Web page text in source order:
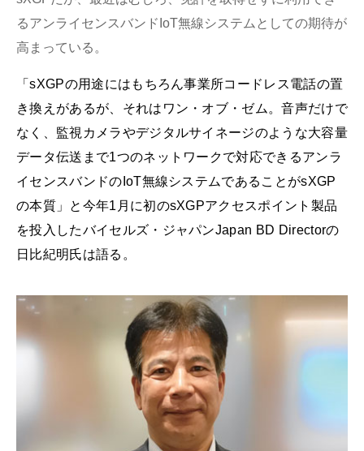
るアンライセンスバンドIoT無線システムとしての期待が
高まっている。
「sXGPの用途にはもちろん事業所コードレス電話の置
き換えがあるが、それはワン・オブ・ゼム。音声だけで
なく、監視カメラやデジタルサイネージのような大容量
データ伝送まで1つのネットワークで対応できるアンラ
イセンスバンドのIoT無線システムであることがsXGP
の本質」と今年1月に初のsXGPアクセスポイント製品
を投入したバイセルズ・ジャパンJapan BD Directorの
日比紀明氏は語る。